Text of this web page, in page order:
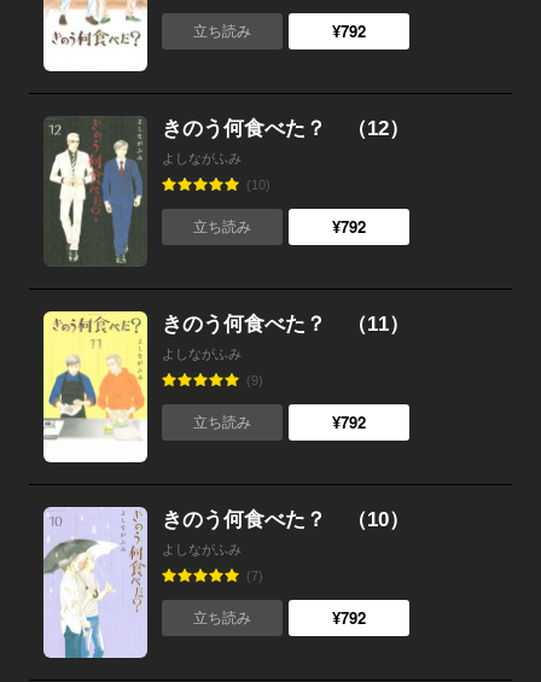
立ち読み ¥792
きのう何食べた？ （12）
よしながふみ
(10)
立ち読み ¥792
きのう何食べた？ （11）
よしながふみ
(9)
立ち読み ¥792
きのう何食べた？ （10）
よしながふみ
(7)
立ち読み ¥792